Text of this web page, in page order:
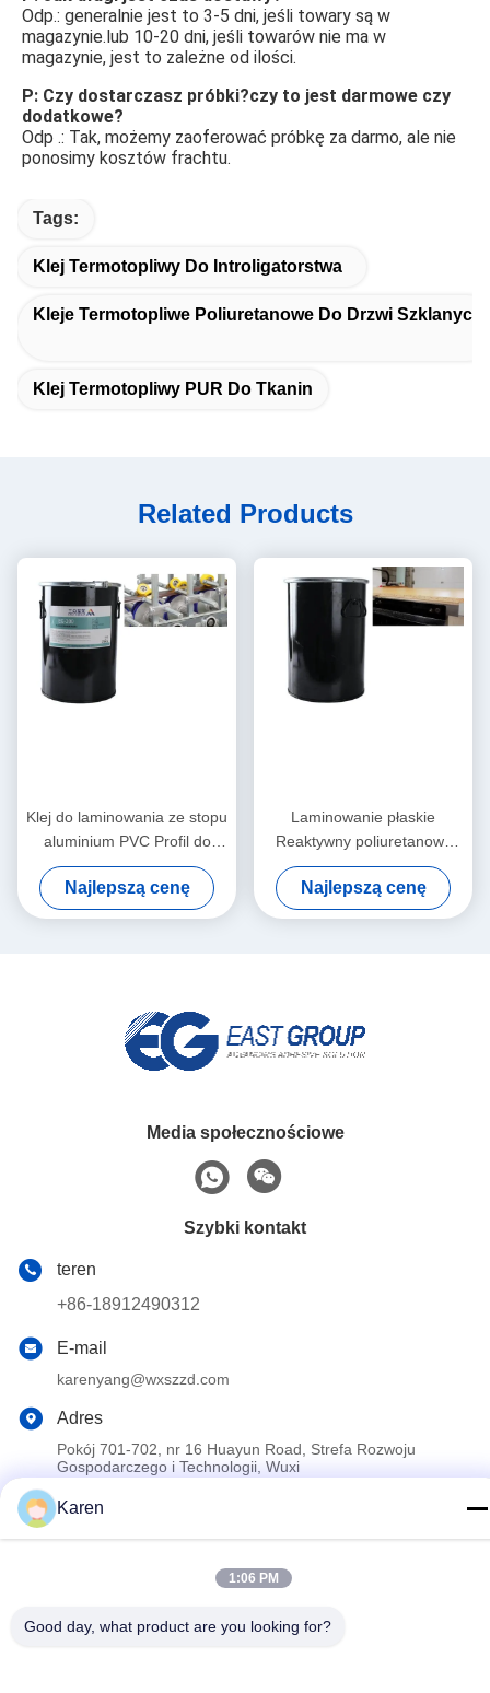
Odp.: generalnie jest to 3-5 dni, jeśli towary są w
magazynie.lub 10-20 dni, jeśli towarów nie ma w
magazynie, jest to zależne od ilości.
P: Czy dostarczasz próbki?czy to jest darmowe czy
dodatkowe?
Odp .: Tak, możemy zaoferować próbkę za darmo, ale nie
ponosimy kosztów frachtu.
Tags:
Klej Termotopliwy Do Introligatorstwa
Kleje Termotopliwe Poliuretanowe Do Drzwi Szklanych
Klej Termotopliwy PUR Do Tkanin
Related Products
Klej do laminowania ze stopu
aluminium PVC Profil do
owijania klejem topliwym
Najlepszą cenę
Laminowanie płaskie
Reaktywny poliuretanowy
klej termotopliwy PUR
Odporność na ciepło
Obróbka drewna
Najlepszą cenę
Media społecznościowe
Szybki kontakt
teren
+86-18912490312
E-mail
karenyang@wxszzd.com
Adres
Pokój 701-702, nr 16 Huayun Road, Strefa Rozwoju
Gospodarczego i Technologii, Wuxi
Polityka prywatności|Sitemap
Chiny dobre. Jakość Klej topliwy PUR Sprzedawca. 2022-2026
Karen
1:06 PM
Good day, what product are you looking for?